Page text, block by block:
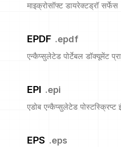
माइक्रोसॉफ्ट डायरेक्टड्रॉ सर्फेस
EPDF .epdf
एन्कैप्सुलेटेड पोर्टेबल डॉक्यूमेंट
EPI .epi
एडोब एन्कैप्सुलेटेड पोस्टस्क्रिप्ट
EPS .eps